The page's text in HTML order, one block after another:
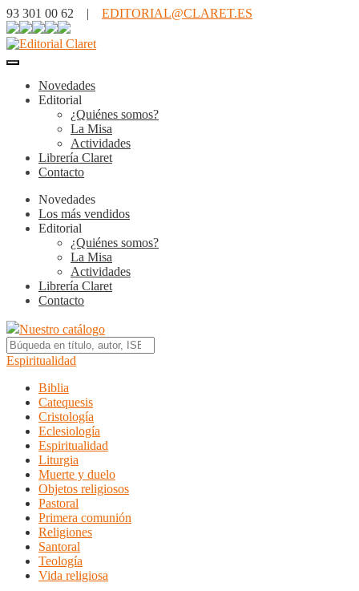
93 301 00 62 | EDITORIAL@CLARET.ES
Novedades
Editorial
¿Quiénes somos?
La Misa
Actividades
Librería Claret
Contacto
Novedades
Los más vendidos
Editorial
¿Quiénes somos?
La Misa
Actividades
Librería Claret
Contacto
Nuestro catálogo
Espiritualidad
Biblia
Catequesis
Cristología
Eclesiología
Espiritualidad
Liturgia
Muerte y duelo
Objetos religiosos
Pastoral
Primera comunión
Religiones
Santoral
Teología
Vida religiosa